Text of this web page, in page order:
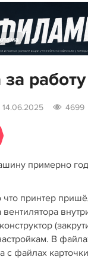
14.06.2025 4699
примерно
что принтер
вентилятора
В
с файлах